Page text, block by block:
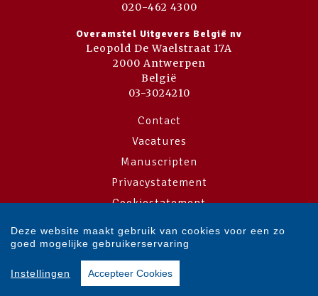
020-462 4300
Overamstel Uitgevers België nv
Leopold De Waelstraat 17A
2000 Antwerpen
België
03-3024210
Contact
Vacatures
Manuscripten
Privacystatement
Cookiestatement
Cookie-instellingen
Copyright © 2007-2026 Overamstel Uitgevers - Alle rechten voorbehouden
- Ontwerp door
Deze website maakt gebruik van cookies voor een zo
goed mogelijke gebruikerservaring
Instellingen Accepteer Cookies